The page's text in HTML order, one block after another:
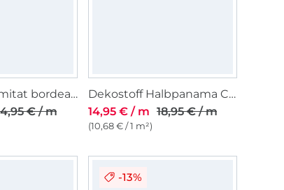
Nappalederimitat bordeaux
€ / m
Dekostoff Halbpanama Cute Dogs, Digitaldruck
14,95 € / m 18,95 € / m
(10,68 € / 1 m²)
-13%